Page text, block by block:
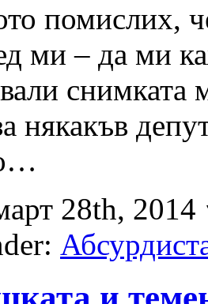
помислих,
ми – да ми
снимката
някакъв
28th,